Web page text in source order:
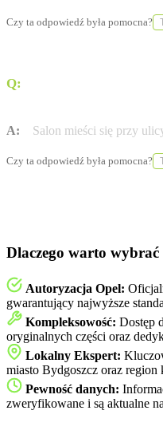
Czy ta odpowiedź była pomocna?
Q:
A: Salon mieści się przy
Czy ta odpowiedź była pomocna?
Dlaczego warto wybrać
Autoryzacja Opel:
gwarantujący najwyższe
Kompleksowość: Dostęp
oryginalnych części oraz
Lokalny Ekspert:
miasto Bydgoszcz oraz
Pewność danych:
zweryfikowane i są aktualne